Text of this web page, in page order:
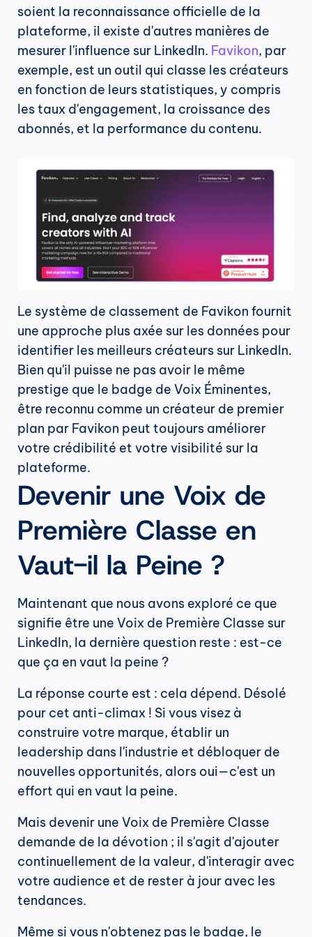
soient la reconnaissance officielle de la
plateforme, il existe d'autres manières de
mesurer l'influence sur LinkedIn. Favikon, par
exemple, est un outil qui classe les créateurs
en fonction de leurs statistiques, y compris
les taux d'engagement, la croissance des
abonnés, et la performance du contenu.
Le système de classement de Favikon fournit
une approche plus axée sur les données pour
identifier les meilleurs créateurs sur LinkedIn.
Bien qu'il puisse ne pas avoir le même
prestige que le badge de Voix Éminentes,
être reconnu comme un créateur de premier
plan par Favikon peut toujours améliorer
votre crédibilité et votre visibilité sur la
plateforme.
Devenir une Voix de
Première Classe en
Vaut-il la Peine ?
Maintenant que nous avons exploré ce que
signifie être une Voix de Première Classe sur
LinkedIn, la dernière question reste : est-ce
que ça en vaut la peine ?
La réponse courte est : cela dépend. Désolé
pour cet anti-climax ! Si vous visez à
construire votre marque, établir un
leadership dans l'industrie et débloquer de
nouvelles opportunités, alors oui—c'est un
effort qui en vaut la peine.
Mais devenir une Voix de Première Classe
demande de la dévotion ; il s'agit d'ajouter
continuellement de la valeur, d'interagir avec
votre audience et de rester à jour avec les
tendances.
Même si vous n'obtenez pas le badge, le